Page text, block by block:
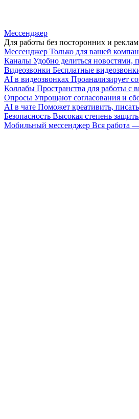
Мессенджер
Для работы без посторонних и
Мессенджер Только для вашей
Каналы Удобно делиться новостями,
Видеозвонки Бесплатные
AI в видеозвонках Проанализирует
Коллабы Пространства для работы
Опросы Упрощают согласования и
AI в чате Поможет креативить,
Безопасность Высокая степень
Мобильный мессенджер Вся работа